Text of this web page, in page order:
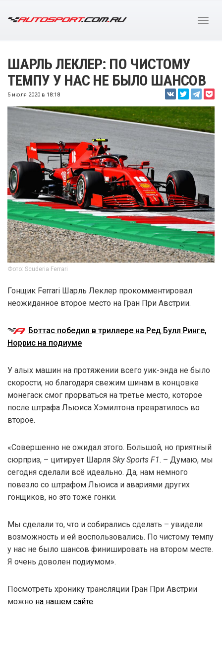
ШАРЛЬ ЛЕКЛЕР: ПО ЧИСТОМУ
ТЕМПУ У НАС НЕ БЫЛО ШАНСОВ
5 июля 2020 в 18:18
Фото: Scuderia Ferrari
Гонщик Ferrari Шарль Леклер прокомментировал
неожиданное второе место на Гран При Австрии.
Боттас победил в триллере на Ред Булл Ринге,
Норрис на подиуме
У алых машин на протяжении всего уик-энда не было
скорости, но благодаря свежим шинам в концовке
монегаск смог прорваться на третье место, которое
после штрафа Льюиса Хэмилтона превратилось во
второе.
«Совершенно не ожидал этого. Большой, но приятный
сюрприз, – цитирует Шарля Sky Sports F1. – Думаю, мы
сегодня сделали всё идеально. Да, нам немного
повезло со штрафом Льюиса и авариями других
гонщиков, но это тоже гонки.
Мы сделали то, что и собирались сделать – увидели
возможность и ей воспользовались. По чистому темпу
у нас не было шансов финишировать на втором месте.
Я очень доволен подиумом».
Посмотреть хронику трансляции Гран При Австрии
можно на нашем сайте.